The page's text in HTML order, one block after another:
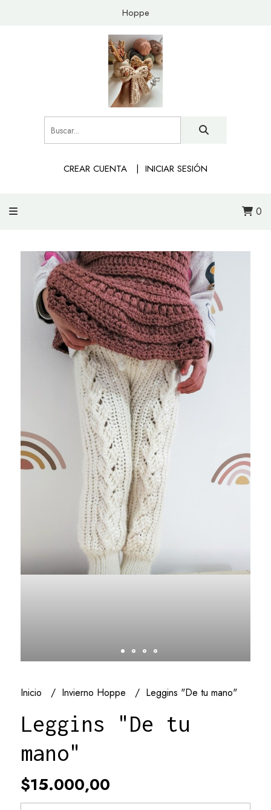
Hoppe
CREAR CUENTA INICIAR SESIÓN
0
Inicio Invierno Hoppe Leggins "De tu mano"
Leggins "De tu
mano"
$15.000,00